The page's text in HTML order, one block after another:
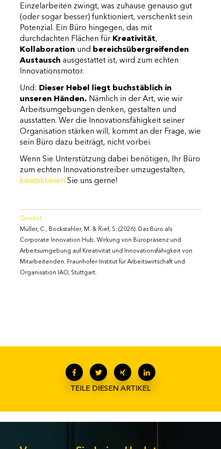
Einzelarbeiten zwingt, was zuhause genauso gut
(oder sogar besser) funktioniert, verschenkt sein
Potenzial. Ein Büro hingegen, das mit
durchdachten Flächen für Kreativität,
Kollaboration und bereichsübergreifenden
Austausch ausgestattet ist, wird zum echten
Innovationsmotor.
Und: Dieser Hebel liegt buchstäblich in
unseren Händen. Nämlich in der Art, wie wir
Arbeitsumgebungen denken, gestalten und
ausstatten. Wer die Innovationsfähigkeit seiner
Organisation stärken will, kommt an der Frage, wie
sein Büro dazu beiträgt, nicht vorbei.
Wenn Sie Unterstützung dabei benötigen, Ihr Büro
zum echten Innovationstreiber umzugestalten,
kontaktieren Sie uns gerne!
Quelle:
Müller, C., Bockstahler, M. & Rief, S. (2026). Das Büro als
Corporate Innovation Hub. Wirkung von Büropräsenz und
Arbeitsumgebung auf Kreativität und Innovationsfähigkeit von
Mitarbeitenden. Fraunhofer-Institut für Arbeitswirtschaft und
Organisation IAO, Stuttgart.
TEILE DIESEN ARTIKEL